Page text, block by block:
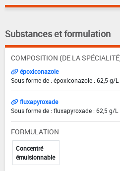
Substances et formulation
COMPOSITION (DE LA
époxiconazole
Sous forme de : époxiconazole : 62,5 g/L
fluxapyroxade
Sous forme de : fluxapyroxade : 62,5 g/L
FORMULATION
Concentré
émulsionnable